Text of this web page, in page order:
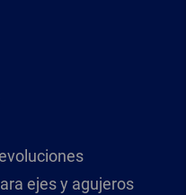
ejes y agujeros